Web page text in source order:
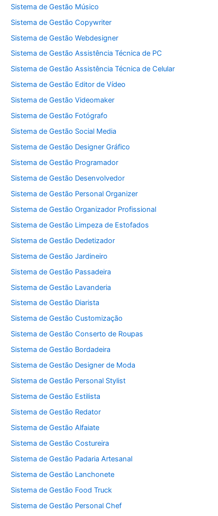
Sistema de Gestão Músico
Sistema de Gestão Copywriter
Sistema de Gestão Webdesigner
Sistema de Gestão Assistência Técnica de PC
Sistema de Gestão Assistência Técnica de Celular
Sistema de Gestão Editor de Vídeo
Sistema de Gestão Videomaker
Sistema de Gestão Fotógrafo
Sistema de Gestão Social Media
Sistema de Gestão Designer Gráfico
Sistema de Gestão Programador
Sistema de Gestão Desenvolvedor
Sistema de Gestão Personal Organizer
Sistema de Gestão Organizador Profissional
Sistema de Gestão Limpeza de Estofados
Sistema de Gestão Dedetizador
Sistema de Gestão Jardineiro
Sistema de Gestão Passadeira
Sistema de Gestão Lavanderia
Sistema de Gestão Diarista
Sistema de Gestão Customização
Sistema de Gestão Conserto de Roupas
Sistema de Gestão Bordadeira
Sistema de Gestão Designer de Moda
Sistema de Gestão Personal Stylist
Sistema de Gestão Estilista
Sistema de Gestão Redator
Sistema de Gestão Alfaiate
Sistema de Gestão Costureira
Sistema de Gestão Padaria Artesanal
Sistema de Gestão Lanchonete
Sistema de Gestão Food Truck
Sistema de Gestão Personal Chef